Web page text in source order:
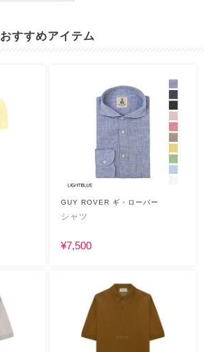
おすすめアイテム
GUY ROVER ギ・ローバー
シャツ
¥7,500